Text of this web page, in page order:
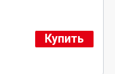
Купить